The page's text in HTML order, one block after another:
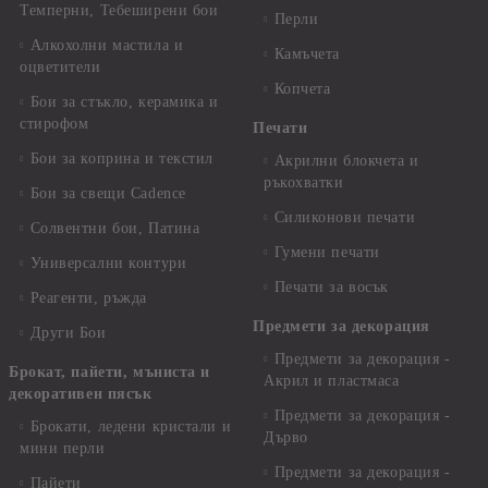
Темперни, Тебеширени бои
Алкохолни мастила и
оцветители
Бои за стъкло, керамика и
стирофом
Бои за коприна и текстил
Бои за свещи Cadence
Солвентни бои, Патина
Универсални контури
Реагенти, ръжда
Други Бои
Брокат, пайети, мъниста и
декоративен пясък
Брокати, ледени кристали и
мини перли
Пайети
Перли
Камъчета
Копчета
Печати
Акрилни блокчета и
ръкохватки
Силиконови печати
Гумени печати
Печати за восък
Предмети за декорация
Предмети за декорация -
Акрил и пластмаса
Предмети за декорация -
Дърво
Предмети за декорация -